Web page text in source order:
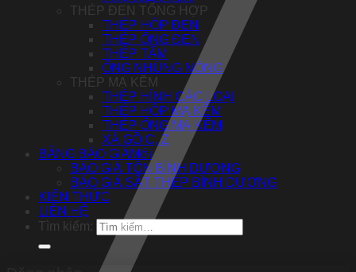
THÉP ĐEN TỔNG HỢP
THÉP HỘP ĐEN
THÉP ỐNG ĐEN
THÉP TẤM
ỐNG NHÚNG NÓNG
THÉP MẠ KẼM
THÉP HÌNH CÁC LOẠI
THÉP HỘP MẠ KẼM
THÉP ỐNG MẠ KẼM
XÀ GỒ C, Z
BẢNG BÁO GIÁ
BÁO GIÁ TÔN BÌNH DƯƠNG
BÁO GIÁ SẮT THÉP BÌNH DƯƠNG
KIẾN THỨC
LIÊN HỆ
Tìm kiếm: